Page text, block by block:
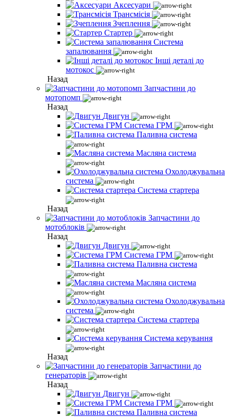
Аксесуари
Трансмісія
Зчеплення
Стартер
Система
запалювання
Інші деталі до
мотокос
Назад
Запчастини до
мотопомп
Назад
Двигун
Система ГРМ
Паливна система
Масляна система
Охолоджувальна
система
Система стартера
Назад
Запчастини до
мотоблоків
Назад
Двигун
Система ГРМ
Паливна система
Масляна система
Охолоджувальна
система
Система стартера
Система керування
Назад
Запчастини до
генераторів
Назад
Двигун
Система ГРМ
Паливна система